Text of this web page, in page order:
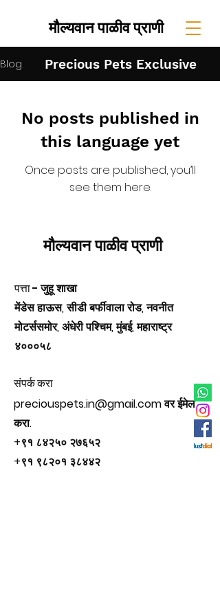
मौल्यवान पाळीव प्राणी
Blog
No posts published in
this language yet
Once posts are published, you’ll
see them here.
Precious Pets Exclusive
मौल्यवान पाळीव प्राणी
पत्ता -जुहू शाखा
मेंडेस हाऊस, सीडी बर्फीवाला रोड, नवनीत
मोटर्ससमोर, अंधेरी पश्चिम, मुंबई, महाराष्ट्र
४०००५८
संपर्क करा
preciouspets.in@gmail.comवर ईमेल
करा.
+९१ ८४२५० २७६५२
+९१ ९८२०१ ३८४४२